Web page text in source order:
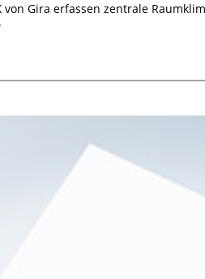
von Gira erfassen zentrale